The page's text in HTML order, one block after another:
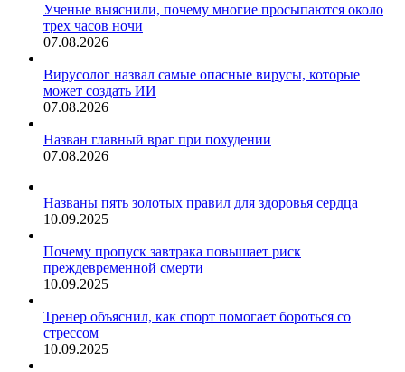
Ученые выяснили, почему многие просыпаются около
трех часов ночи
07.08.2026
Вирусолог назвал самые опасные вирусы, которые
может создать ИИ
07.08.2026
Назван главный враг при похудении
07.08.2026
Названы пять золотых правил для здоровья сердца
10.09.2025
Почему пропуск завтрака повышает риск
преждевременной смерти
10.09.2025
Тренер объяснил, как спорт помогает бороться со
стрессом
10.09.2025